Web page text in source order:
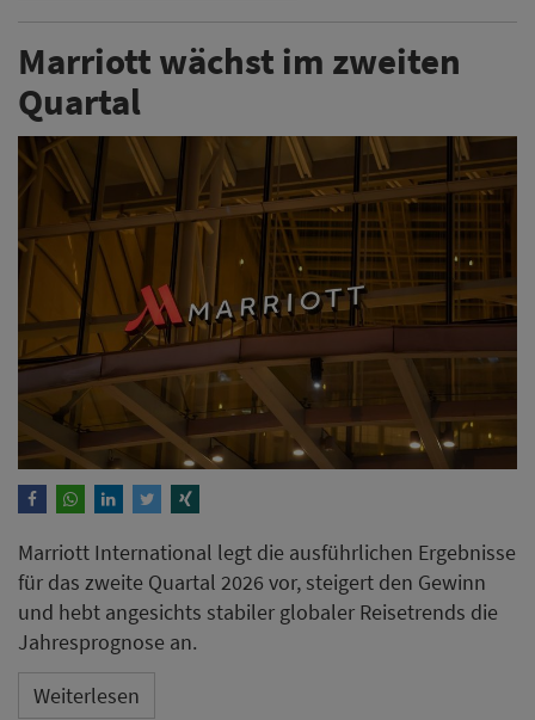
Marriott wächst im zweiten
Quartal
Marriott International legt die ausführlichen Ergebnisse
für das zweite Quartal 2026 vor, steigert den Gewinn
und hebt angesichts stabiler globaler Reisetrends die
Jahresprognose an.
Weiterlesen